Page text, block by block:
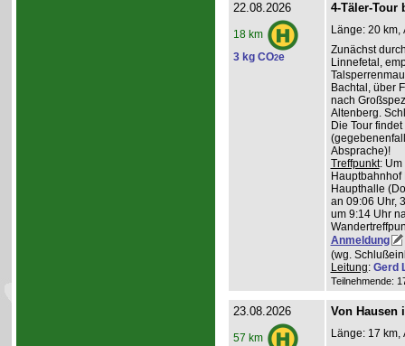
22.08.2026
18 km
3 kg CO2e
4-Täler-Tour
Länge: 20 km,
Zunächst
Linnefetal,
Bachtal, über
nach
Altenberg.
Die Tour
Absprache)!
Treffpunkt: Um
Hauptbahnhof
Haupthalle
an 09:06 Uhr,
um 9:14 Uhr
Anmeldung
(wg.
Leitung: Gerd
Teilnehmende:
23.08.2026
57 km
Von Hausen
Länge: 17 km,